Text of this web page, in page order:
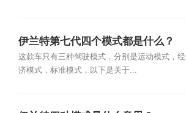
伊兰特第七代四个模式都是什么？
这款车只有三种驾驶模式，分别是运动模式，经
济模式，标准模式，以下是关于...